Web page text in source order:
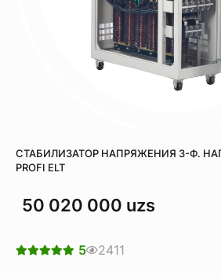
СТАБИЛИЗАТОР НАПРЯЖЕНИЯ 3-Ф.
PROFI ELT
50 020 000 uzs
5 2411